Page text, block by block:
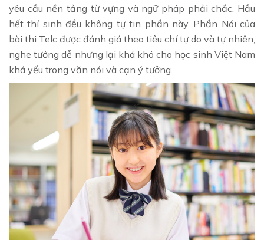
yêu cầu nền tảng từ vựng và ngữ pháp phải chắc. Hầu
hết thí sinh đều không tự tin phần này. Phần Nói của
bài thi Telc được đánh giá theo tiêu chí tự do và tự nhiên,
nghe tưởng dễ nhưng lại khá khó cho học sinh Việt Nam
khá yếu trong văn nói và cạn ý tưởng.